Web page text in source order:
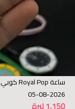
ساعة Royal Pop كوبي
05-08-2026
ليرة1,150